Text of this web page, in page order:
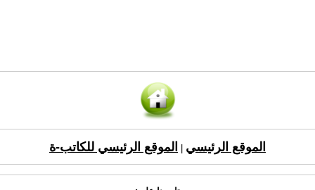
الموقع الرئيسي الموقع الرئيسي للكاتب-ة